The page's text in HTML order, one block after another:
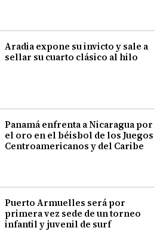
Aradia expone su invicto y sale a
sellar su cuarto clásico al hilo
Panamá enfrenta a Nicaragua por
el oro en el béisbol de los Juegos
Centroamericanos y del Caribe
Puerto Armuelles será por
primera vez sede de un torneo
infantil y juvenil de surf